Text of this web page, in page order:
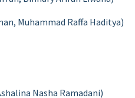
Muhammad Raffa Haditya)
Nasha Ramadani)